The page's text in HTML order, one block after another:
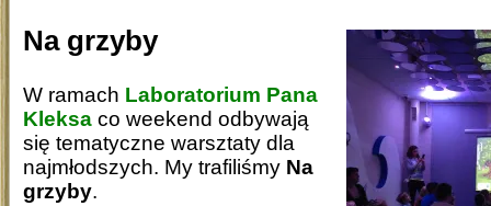
Na grzyby
W ramach Laboratorium Pana
Kleksa co weekend odbywają
się tematyczne warsztaty dla
najmłodszych. My trafiliśmy Na
grzyby.